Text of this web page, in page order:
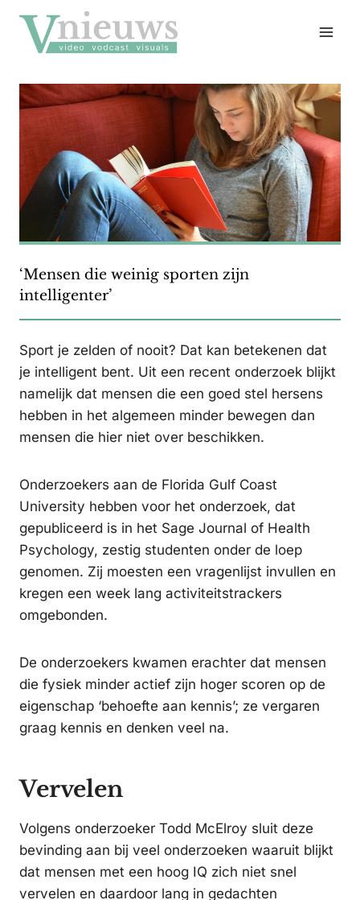
naar
inhoud
‘Mensen die weinig sporten zijn
intelligenter’
Sport je zelden of nooit? Dat kan betekenen dat
je intelligent bent. Uit een recent onderzoek blijkt
namelijk dat mensen die een goed stel hersens
hebben in het algemeen minder bewegen dan
mensen die hier niet over beschikken.
Onderzoekers aan de Florida Gulf Coast
University hebben voor het onderzoek, dat
gepubliceerd is in het Sage Journal of Health
Psychology, zestig studenten onder de loep
genomen. Zij moesten een vragenlijst invullen en
kregen een week lang activiteitstrackers
omgebonden.
De onderzoekers kwamen erachter dat mensen
die fysiek minder actief zijn hoger scoren op de
eigenschap ‘behoefte aan kennis’; ze vergaren
graag kennis en denken veel na.
Vervelen
Volgens onderzoeker Todd McElroy sluit deze
bevinding aan bij veel onderzoeken waaruit blijkt
dat mensen met een hoog IQ zich niet snel
vervelen en daardoor lang in gedachten